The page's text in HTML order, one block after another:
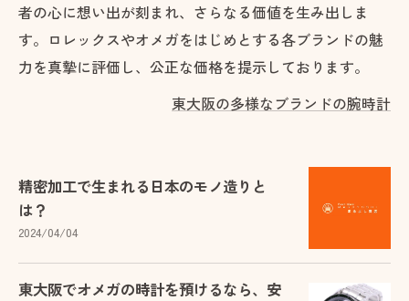
者の心に想い出が刻まれ、さらなる価値を生み出しま
す。ロレックスやオメガをはじめとする各ブランドの魅
力を真摯に評価し、公正な価格を提示しております。
東大阪の多様なブランドの腕時計
精密加工で生まれる日本のモノ造りと
は？
2024/04/04
東大阪でオメガの時計を預けるなら、安